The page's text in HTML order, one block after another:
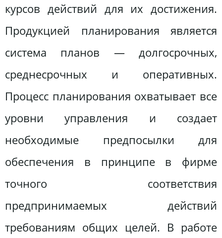
курсов действий для их достижения.
Продукцией планирования является
система планов — долгосрочных,
среднесрочных и оперативных.
Процесс планирования охватывает все
уровни управления и создает
необходимые предпосылки для
обеспечения в принципе в фирме
точного соответствия
предпринимаемых действий
требованиям общих целей. В работе